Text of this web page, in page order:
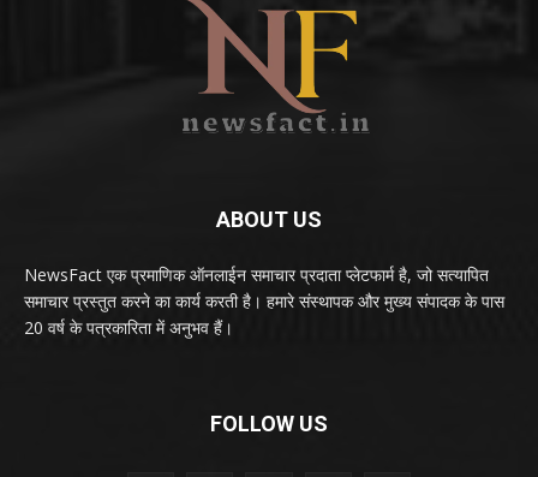
ABOUT US
NewsFact एक प्रमाणिक ऑनलाईन समाचार प्रदाता प्लेटफार्म है, जो सत्यापित
समाचार प्रस्तुत करने का कार्य करती है। हमारे संस्थापक और मुख्य संपादक के पास
20 वर्ष के पत्रकारिता में अनुभव हैं।
FOLLOW US